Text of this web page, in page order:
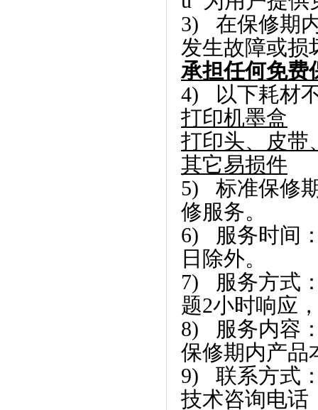
3) 在保修期
发生故障或损
承担任何免费
4) 以下耗材
打印机墨盒
打印头、皮带
其它易损件
5) 标准保修
修服务。
6) 服务时间
日除外。
7) 服务方式
题2小时响应
8) 服务内容
保修期内产品
9) 联系方式
技术咨询电话